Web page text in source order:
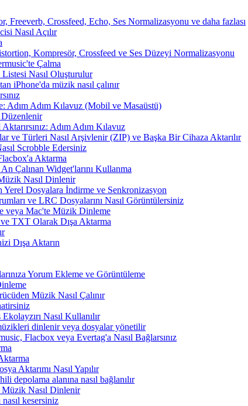
Freeverb, Crossfeed, Echo, Ses Normalizasyonu ve daha fazlası
Nasıl Açılır
Kompresör, Crossfeed ve Ses Düzeyi Normalizasyonu
Çalma
Nasıl Oluşturulur
iPhone'da müzik nasıl çalınır
Adım Adım Kılavuz (Mobil ve Masaüstü)
Düzenlenir
Adım Adım Kılavuz
ve Türleri Nasıl Arşivlenir (ZIP) ve Başka Bir Cihaza Aktarılır
Scrobble Edersiniz
Aktarma
Çalınan Widget'larını Kullanma
Nasıl Dinlenir
Dosyalara İndirme ve Senkronizasyon
ve LRC Dosyalarını Nasıl Görüntülersiniz
veya Mac'te Müzik Dinleme
TXT Olarak Dışa Aktarma
Dışa Aktarın
Yorum Ekleme ve Görüntüleme
Müzik Nasıl Çalınır
Nasıl Kullanılır
dinlenir veya dosyalar yönetilir
Flacbox veya Evertag'a Nasıl Bağlarsınız
Aktarımı Nasıl Yapılır
alanına nasıl bağlanılır
Müzik Nasıl Dinlenir
nasıl kesersiniz